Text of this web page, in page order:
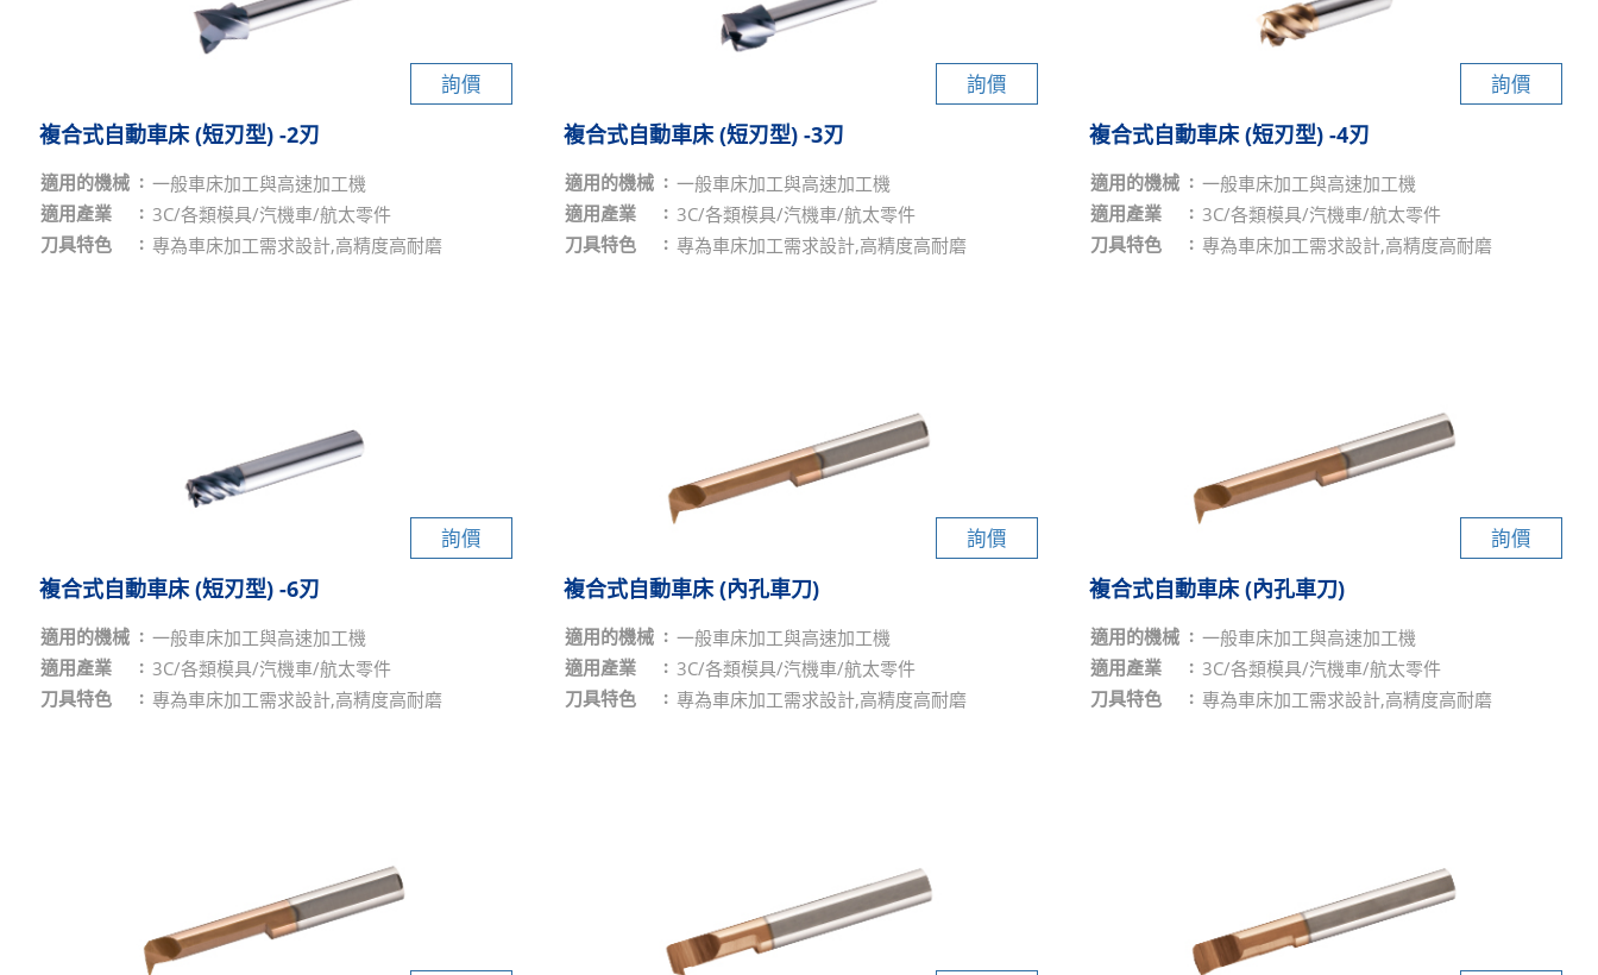
詢價
複合式自動車床 (短刃型) -2刃
適用的機械
一般車床加工與高速加工機
適用產業
3C/各類模具/汽機車/航太零件
刀具特色
專為車床加工需求設計,高精度高耐磨
詢價
複合式自動車床 (短刃型) -3刃
適用的機械
一般車床加工與高速加工機
適用產業
3C/各類模具/汽機車/航太零件
刀具特色
專為車床加工需求設計,高精度高耐磨
詢價
複合式自動車床 (短刃型) -4刃
適用的機械
一般車床加工與高速加工機
適用產業
3C/各類模具/汽機車/航太零件
刀具特色
專為車床加工需求設計,高精度高耐磨
詢價
複合式自動車床 (短刃型) -6刃
適用的機械
一般車床加工與高速加工機
適用產業
3C/各類模具/汽機車/航太零件
刀具特色
專為車床加工需求設計,高精度高耐磨
詢價
複合式自動車床 (內孔車刀)
適用的機械
一般車床加工與高速加工機
適用產業
3C/各類模具/汽機車/航太零件
刀具特色
專為車床加工需求設計,高精度高耐磨
詢價
複合式自動車床 (內孔車刀)
適用的機械
一般車床加工與高速加工機
適用產業
3C/各類模具/汽機車/航太零件
刀具特色
專為車床加工需求設計,高精度高耐磨